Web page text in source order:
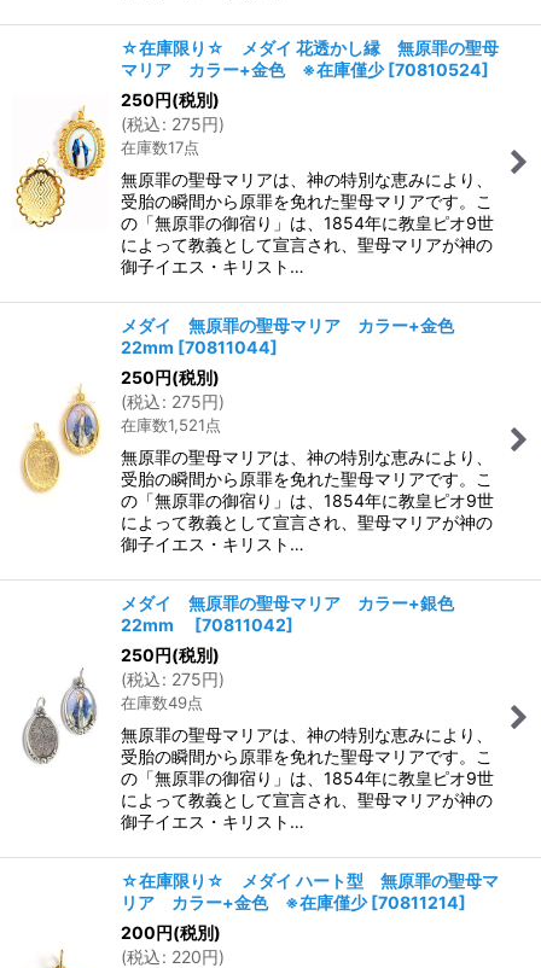
☆在庫限り☆ メダイ 花透かし縁 無原罪の聖母
マリア カラー+金色 ※在庫僅少 [70810524]
250円(税別)
(税込: 275円)
在庫数17点
無原罪の聖母マリアは、神の特別な恵みにより、
受胎の瞬間から原罪を免れた聖母マリアです。こ
の「無原罪の御宿り」は、1854年に教皇ピオ9世
によって教義として宣言され、聖母マリアが神の
御子イエス・キリスト…
メダイ 無原罪の聖母マリア カラー+金色
22mm [70811044]
250円(税別)
(税込: 275円)
在庫数1,521点
無原罪の聖母マリアは、神の特別な恵みにより、
受胎の瞬間から原罪を免れた聖母マリアです。こ
の「無原罪の御宿り」は、1854年に教皇ピオ9世
によって教義として宣言され、聖母マリアが神の
御子イエス・キリスト…
メダイ 無原罪の聖母マリア カラー+銀色
22mm
[70811042]
250円(税別)
(税込: 275円)
在庫数49点
無原罪の聖母マリアは、神の特別な恵みにより、
受胎の瞬間から原罪を免れた聖母マリアです。こ
の「無原罪の御宿り」は、1854年に教皇ピオ9世
によって教義として宣言され、聖母マリアが神の
御子イエス・キリスト…
☆在庫限り☆ メダイ ハート型 無原罪の聖母マ
リア カラー+金色 ※在庫僅少 [70811214]
200円(税別)
(税込: 220円)